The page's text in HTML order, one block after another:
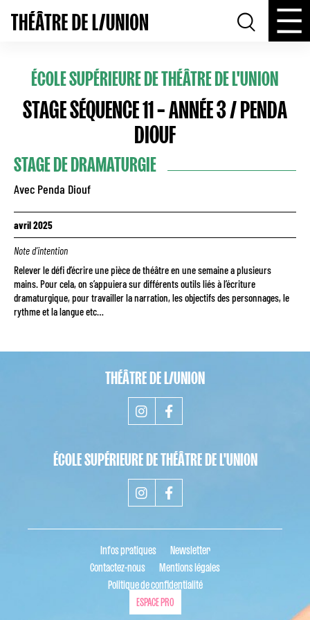
ÉCOLE SUPÉRIEURE DE THÉÂTRE DE L'UNION
STAGE SÉQUENCE 11 – ANNÉE 3 / PENDA
DIOUF
STAGE DE DRAMATURGIE
Avec Penda Diouf
avril 2025
Note d’intention
Relever le défi d’écrire une pièce de théâtre en une semaine a plusieurs
mains. Pour cela, on s’appuiera sur différents outils liés à l’écriture
dramaturgique, pour travailler la narration, les objectifs des personnages, le
rythme et la langue etc…
THÉÂTRE DE L/UNION
ÉCOLE SUPÉRIEURE DE THÉÂTRE DE L'UNION
Infos pratiques
Newsletter
Contactez-nous
Mentions légales
Politique de confidentialité
ESPACE PRO